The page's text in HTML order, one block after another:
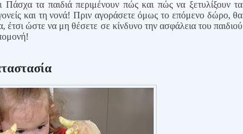
Πάσχα τα παιδιά περιμένουν πώς και πώς να ξετυλίξουν τα
και τη νονά! Πριν αγοράσετε όμως το επόμενο δώρο, θα
ώστε να μη θέσετε σε κίνδυνο την ασφάλεια του παιδιού